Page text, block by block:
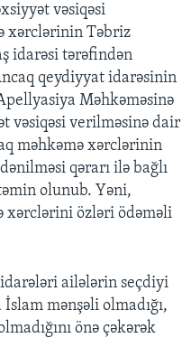
vəsiqəsi
xərclərinin Təbriz
idarəsi tərəfindən
qeydiyyat idarəsinin
Məhkəməsinə
vəsiqəsi verilməsinə dair
məhkəmə xərclərinin
qərarı ilə bağlı
olunub. Yəni,
xərclərini özləri ödəməli
idarələri ailələrin seçdiyi
mənşəli olmadığı,
önə çəkərək